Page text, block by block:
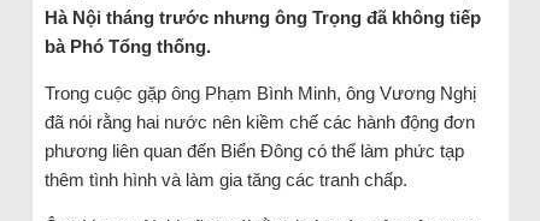
Hà Nội tháng trước nhưng ông Trọng đã không tiếp
bà Phó Tổng thống.
Trong cuộc gặp ông Phạm Bình Minh, ông Vương Nghị
đã nói rằng hai nước nên kiềm chế các hành động đơn
phương liên quan đến Biển Đông có thể làm phức tạp
thêm tình hình và làm gia tăng các tranh chấp.